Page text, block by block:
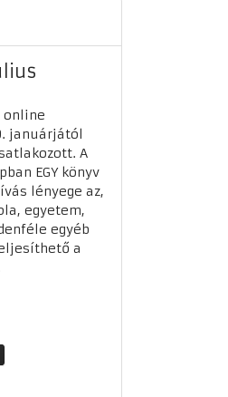
online
januárjától
A
EGY könyv
lényege az,
egyetem,
egyéb
a